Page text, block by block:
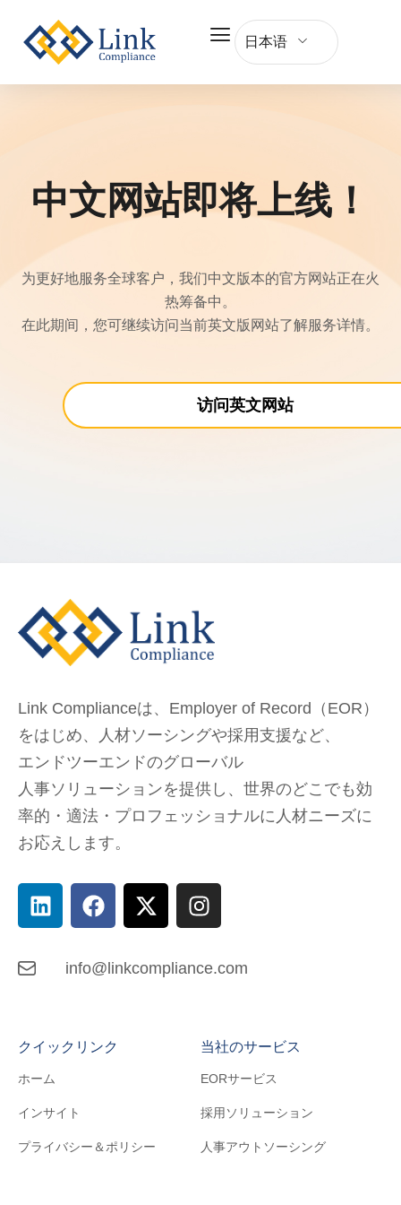
日本语
中文网站即将上线！
为更好地服务全球客户，我们中文版本的官方网站正在火
热筹备中。
在此期间，您可继续访问当前英文版网站了解服务详情。
访问英文网站
Link Complianceは、Employer of Record（EOR）
をはじめ、
人材ソーシングや採用支援など、
エンドツーエンドのグローバル
人事ソリューションを提供し、 世界のどこでも効
率的・適法・プロフェッショナルに人材ニーズに
お応えします。
info@linkcompliance.com
クイックリンク
ホーム
インサイト
プライバシー＆ポリシー
当社のサービス
EORサービス
採用ソリューション
人事アウトソーシング